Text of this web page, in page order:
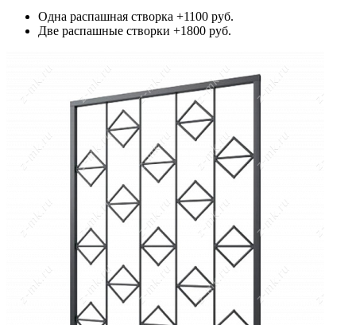
Одна распашная створка +1100 руб.
Две распашные створки +1800 руб.